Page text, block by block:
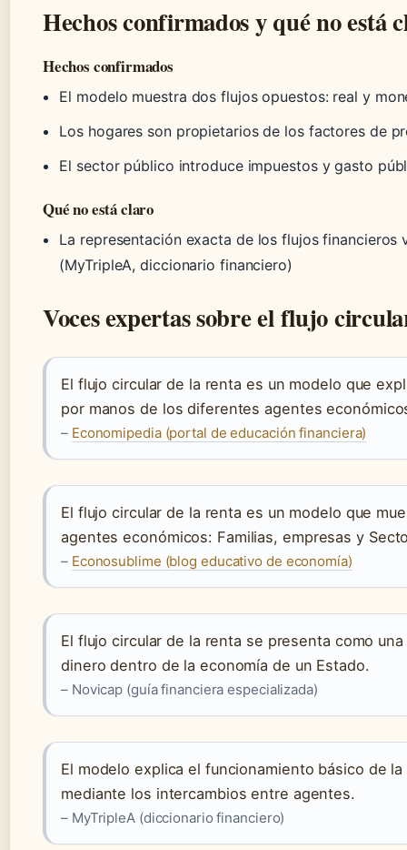
Hechos confirmados y qué no está
Hechos confirmados
El modelo muestra dos flujos opuestos: real y
Los hogares son propietarios de los factores de
El sector público introduce impuestos y gasto
Qué no está claro
La representación exacta de los flujos
(MyTripleA, diccionario financiero)
Voces expertas sobre el flujo
El flujo circular de la renta es un modelo que
por manos de los diferentes agentes
– Economipedia (portal de educación financiera)
El flujo circular de la renta es un modelo que
agentes económicos: Familias, empresas y
– Econosublime (blog educativo de economía)
El flujo circular de la renta se presenta como
dinero dentro de la economía de un Estado.
– Novicap (guía financiera especializada)
El modelo explica el funcionamiento básico de
mediante los intercambios entre agentes.
– MyTripleA (diccionario financiero)